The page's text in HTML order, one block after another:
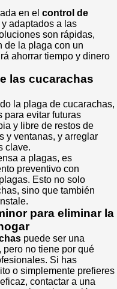
en el control de
adaptados a las
son rápidas,
de la plaga con un
ahorrar tiempo y dinero
las cucarachas
la plaga de cucarachas,
para evitar futuras
y libre de restos de
y ventanas, y arreglar
clave.
a plagas, es
preventivo con
Esto no solo
sino que también
para eliminar la
puede ser una
no tiene por qué
Si has
o simplemente prefieres
contactar a una